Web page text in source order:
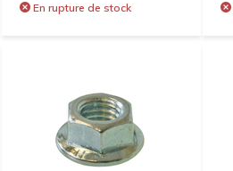
En rupture de stock